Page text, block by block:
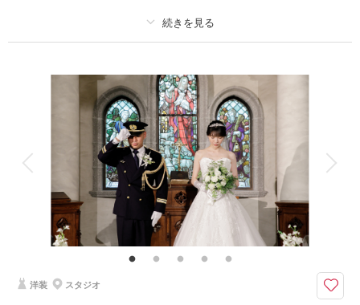
新婦衣装1着
ヘアメイク
データ 50 カット
会食
家族用衣装レンタル ペットと撮影
クチュールナオコだから叶う＊上質で豊富なラインナップから選ぶ洋装でフ
ォトウエディング
クチュールナオコだから叶う上質で豊富な衣裳ラインナップ！新郎新婦洋
装、ヘアメイク、撮影データ、造花ブーケ込みのお得なプラン。
季節によって様々な表情を見せてくれます♪
洋装 スタジオ